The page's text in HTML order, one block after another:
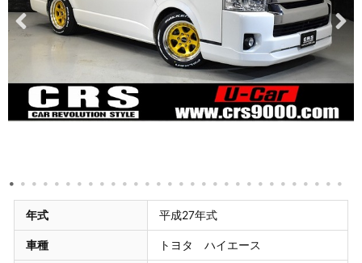
年式 平成27年式
車種 トヨタ ハイエース